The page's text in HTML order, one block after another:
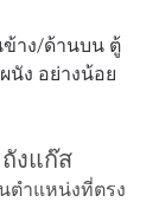
นัง อย่างน้อย
งแก๊ส
ตำแหน่งที่ตรง